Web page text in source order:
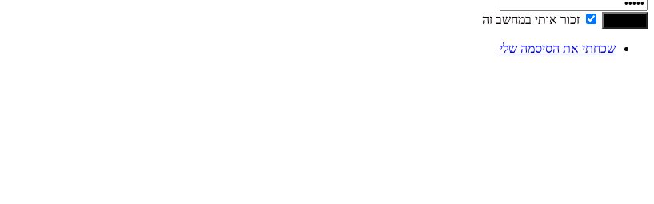
זכור אותי במחשב זה
שכחתי את הסיסמה שלי